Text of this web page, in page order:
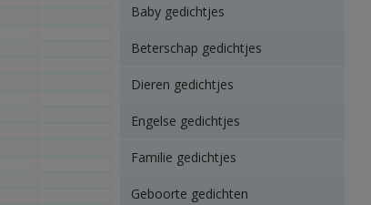
Baby gedichtjes
Beterschap gedichtjes
Dieren gedichtjes
Engelse gedichtjes
Familie gedichtjes
Geboorte gedichten